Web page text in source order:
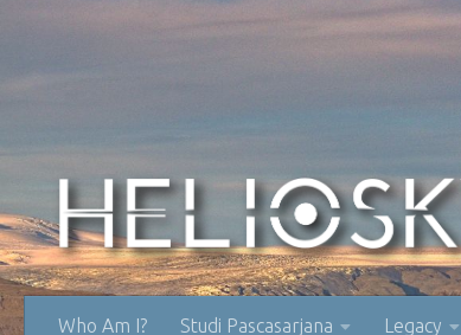
Who Am I? Studi Pascasarjana Legacy